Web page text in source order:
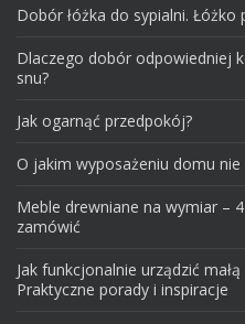
Dobór łóżka do sypialni. Łóżko
Dlaczego dobór odpowiedniej
snu?
Jak ogarnąć przedpokój?
O jakim wyposażeniu domu
Meble drewniane na wymiar –
zamówić
Jak funkcjonalnie urządzić
Praktyczne porady i inspiracje